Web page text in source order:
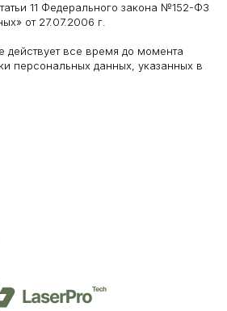
11 Федерального закона №152-ФЗ
от 27.07.2006 г.
действует все время до момента
персональных данных, указанных в
Елизавета